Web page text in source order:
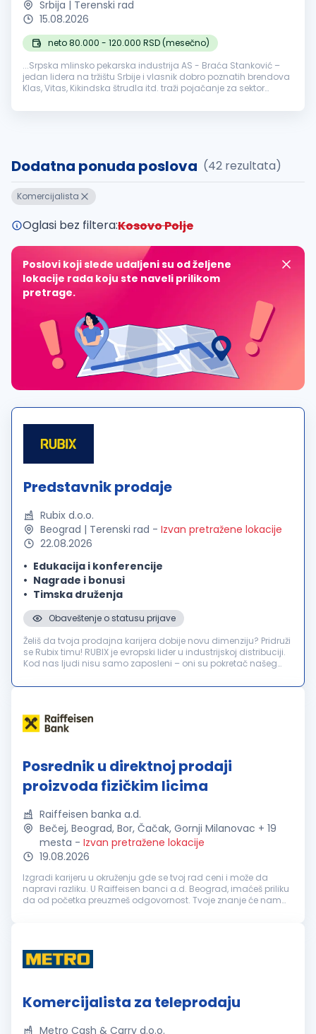
Srbija | Terenski rad
15.08.2026
neto 80.000 - 120.000 RSD (mesečno)
...Srpska mlinsko pekarska industrija AS - Braća Stanković –
jedan lidera na tržištu Srbije i vlasnik dobro poznatih brendova
Klas, Vitas, Kikindska štrudla itd. traži pojačanje za sektor
Dodatna ponuda poslova (42 rezultata)
Komercijalista
Oglasi bez filtera:Kosovo Polje
Poslovi koji slede udaljeni su od željene
lokacije rada koju ste naveli prilikom
pretrage.
Predstavnik prodaje
Rubix d.o.o.
Beograd | Terenski rad - Izvan pretražene lokacije
22.08.2026
Edukacija i konferencije
Nagrade i bonusi
Timska druženja
Obaveštenje o statusu prijave
Želiš da tvoja prodajna karijera dobije novu dimenziju? Pridruži
se Rubix timu! RUBIX je evropski lider u industrijskoj distribuciji.
Kod nas ljudi nisu samo zaposleni – oni su pokretač našeg
Posrednik u direktnoj prodaji
proizvoda fizičkim licima
Raiffeisen banka a.d.
Bečej, Beograd, Bor, Čačak, Gornji Milanovac + 19
mesta - Izvan pretražene lokacije
19.08.2026
Izgradi karijeru u okruženju gde se tvoj rad ceni i može da
napravi razliku. U Raiffeisen banci a.d. Beograd, imaćeš priliku
da od početka preuzmeš odgovornost. Tvoje znanje će nam
Komercijalista za teleprodaju
Metro Cash & Carry d.o.o.